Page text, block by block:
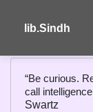
lib.Sindh
“Be curious.
call
Swartz